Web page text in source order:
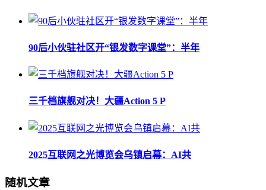
90后小伙驻社区开“银发数字课堂”：半年
三千档旗舰对决！大疆Action 5 P
2025互联网之光博览会乌镇启幕：AI共
随机文章